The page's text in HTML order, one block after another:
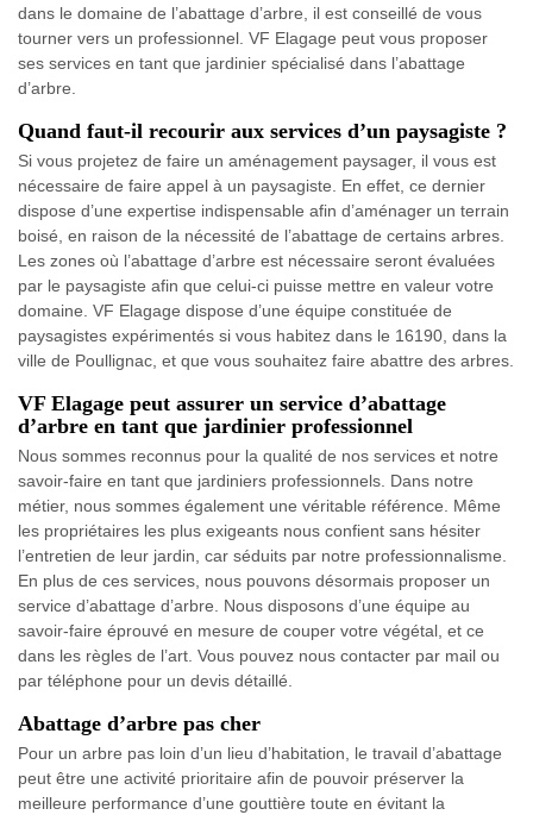
dans le domaine de l’abattage d’arbre, il est conseillé de vous
tourner vers un professionnel. VF Elagage peut vous proposer
ses services en tant que jardinier spécialisé dans l’abattage
d’arbre.
Quand faut-il recourir aux services d’un paysagiste ?
Si vous projetez de faire un aménagement paysager, il vous est
nécessaire de faire appel à un paysagiste. En effet, ce dernier
dispose d’une expertise indispensable afin d’aménager un terrain
boisé, en raison de la nécessité de l’abattage de certains arbres.
Les zones où l’abattage d’arbre est nécessaire seront évaluées
par le paysagiste afin que celui-ci puisse mettre en valeur votre
domaine. VF Elagage dispose d’une équipe constituée de
paysagistes expérimentés si vous habitez dans le 16190, dans la
ville de Poullignac, et que vous souhaitez faire abattre des arbres.
VF Elagage peut assurer un service d’abattage
d’arbre en tant que jardinier professionnel
Nous sommes reconnus pour la qualité de nos services et notre
savoir-faire en tant que jardiniers professionnels. Dans notre
métier, nous sommes également une véritable référence. Même
les propriétaires les plus exigeants nous confient sans hésiter
l’entretien de leur jardin, car séduits par notre professionnalisme.
En plus de ces services, nous pouvons désormais proposer un
service d’abattage d’arbre. Nous disposons d’une équipe au
savoir-faire éprouvé en mesure de couper votre végétal, et ce
dans les règles de l’art. Vous pouvez nous contacter par mail ou
par téléphone pour un devis détaillé.
Abattage d’arbre pas cher
Pour un arbre pas loin d’un lieu d’habitation, le travail d’abattage
peut être une activité prioritaire afin de pouvoir préserver la
meilleure performance d’une gouttière toute en évitant la